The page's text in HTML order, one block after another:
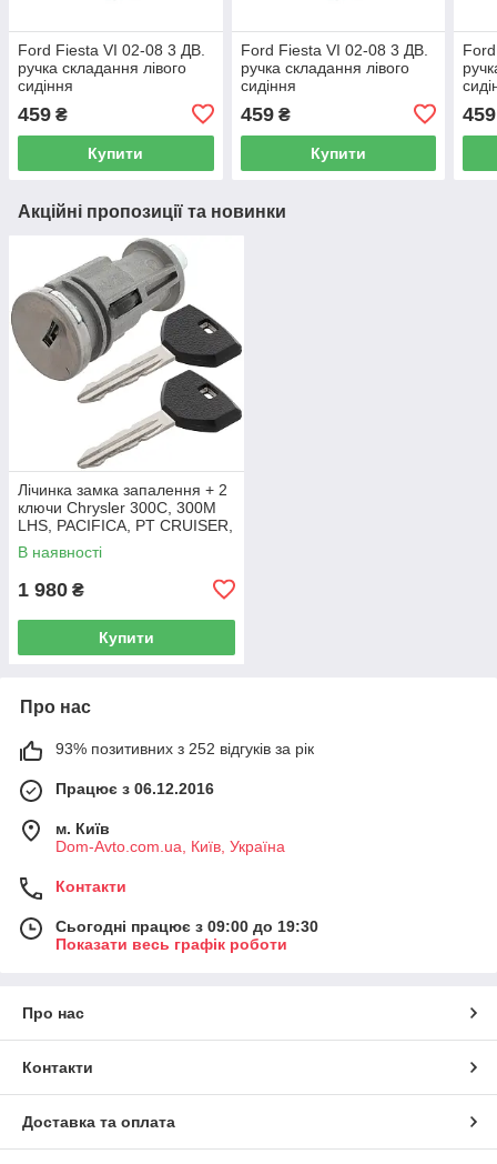
Ford Fiesta VI 02-08 3 ДВ.
ручка складання лівого
сидіння
459 ₴
Купити
Ford Fiesta VI 02-08 3 ДВ.
ручка складання лівого
сидіння
459₴
Купити
459
Акційні пропозиції та новинки
Лічинка замка запалення + 2
ключи Chrysler 300C, 300M
LHS, PACIFICA, PT CRUISER,
SEBRING 5003843AB
В наявності
1 980 ₴
Купити
Про нас
93% позитивних з 252 відгуків за рік
Працює з 06.12.2016
м. Київ
Dom-Avto.com.ua, Київ, Україна
Контакти
Сьогодні працює з 09:00 до 19:30
Показати весь графік роботи
Про нас
Контакти
Доставка та оплата